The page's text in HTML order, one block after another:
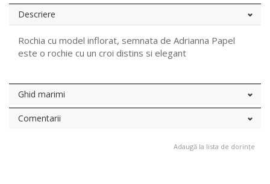
Descriere
Rochia cu model inflorat, semnata de Adrianna Papel
este o rochie cu un croi distins si elegant
Ghid marimi
Comentarii
Adaugă la lista de dorințe